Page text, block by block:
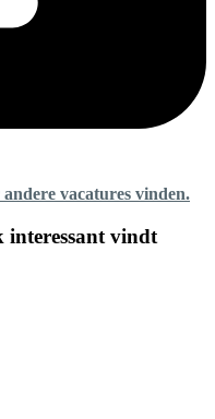
vacatures vinden.
interessant vindt